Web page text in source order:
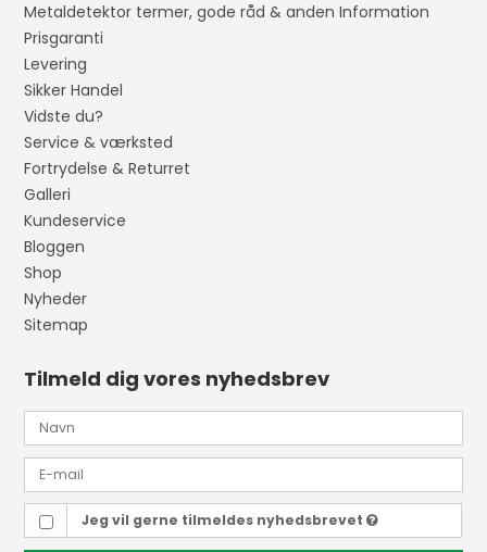
Metaldetektor termer, gode råd & anden Information
Prisgaranti
Levering
Sikker Handel
Vidste du?
Service & værksted
Fortrydelse & Returret
Galleri
Kundeservice
Bloggen
Shop
Nyheder
Sitemap
Tilmeld dig vores nyhedsbrev
Jeg vil gerne tilmeldes nyhedsbrevet